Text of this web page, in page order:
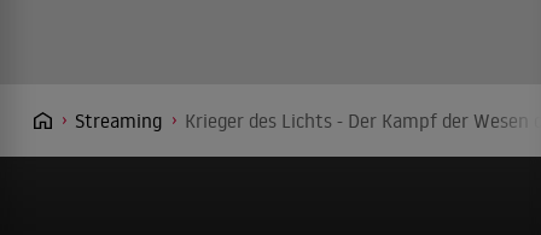
Streaming Krieger des Lichts - Der Kampf der